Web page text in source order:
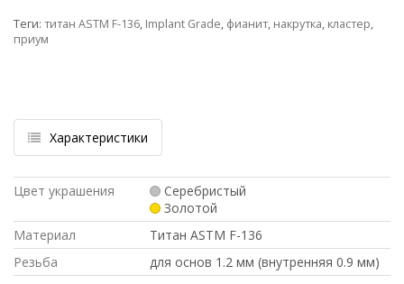
Теги: титан ASTM F-136, Implant Grade, фианит, накрутка, кластер,
приум
Характеристики
Цвет украшения
Серебристый
Золотой
Материал
Титан ASTM F-136
Резьба
для основ 1.2 мм (внутренняя 0.9 мм)